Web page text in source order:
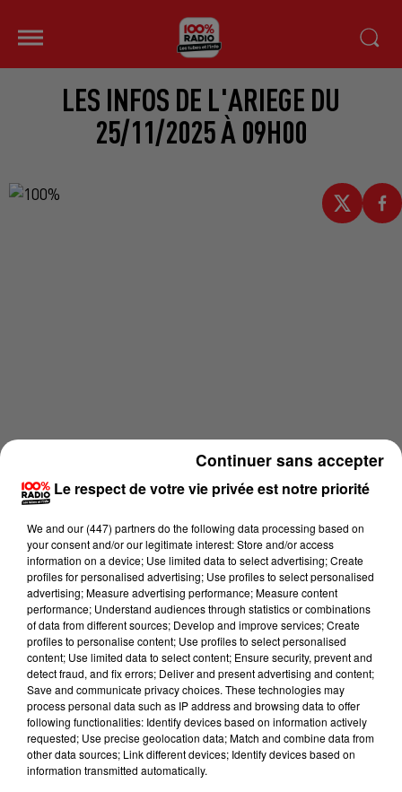
LES INFOS DE L'ARIEGE DU
25/11/2025 À 09H00
Lecture (4 min 15 sec)
100%
100% Radio les infos de l'Ariege
Le respect de votre vie privée est notre priorité
We and our (447) partnersdo the following data processing based on
your consent and/or our legitimate interest: Store and/or access
information on a device; Use limited data to select advertising; Create
profiles for personalised advertising; Use profiles to select personalised
advertising; Measure advertising performance; Measure content
performance; Understand audiences through statistics or combinations
of data from different sources; Develop and improve services; Create
profiles to personalise content; Use profiles to select personalised
content; Use limited data to select content; Ensure security, prevent and
detect fraud, and fix errors; Deliver and present advertising and content;
Save and communicate privacy choices. These technologies may
process personal data such as IP address and browsing data to offer
following functionalities: Identify devices based on information actively
requested; Use precise geolocation data; Match and combine data from
other data sources; Link different devices; Identify devices based on
information transmitted automatically.
Continuer sans accepter